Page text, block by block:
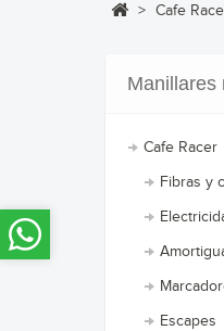
> Cafe
Manillares
Cafe Racer
Fibras y
Escapes